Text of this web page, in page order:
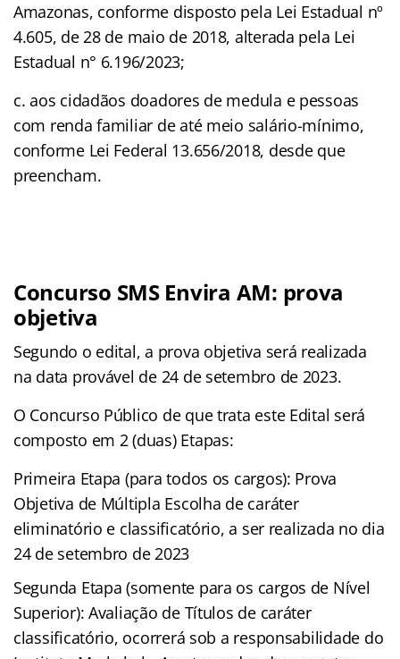
Amazonas, conforme disposto pela Lei Estadual nº
4.605, de 28 de maio de 2018, alterada pela Lei
Estadual n° 6.196/2023;
c. aos cidadãos doadores de medula e pessoas
com renda familiar de até meio salário-mínimo,
conforme Lei Federal 13.656/2018, desde que
preencham.
Concurso SMS Envira AM: prova
objetiva
Segundo o edital, a prova objetiva será realizada
na data provável de 24 de setembro de 2023.
O Concurso Público de que trata este Edital será
composto em 2 (duas) Etapas:
Primeira Etapa (para todos os cargos): Prova
Objetiva de Múltipla Escolha de caráter
eliminatório e classificatório, a ser realizada no dia
24 de setembro de 2023
Segunda Etapa (somente para os cargos de Nível
Superior): Avaliação de Títulos de caráter
classificatório, ocorrerá sob a responsabilidade do